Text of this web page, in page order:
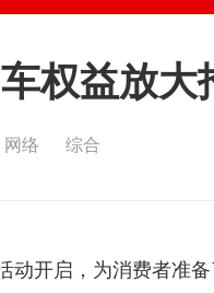
权益放大
网络 综合
动开启，为消费者准